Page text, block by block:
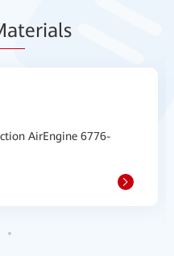
erials
AirEngine 6776-